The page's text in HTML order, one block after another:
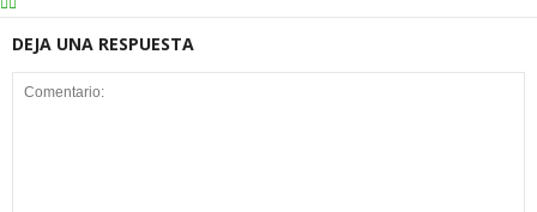
DEJA UNA RESPUESTA